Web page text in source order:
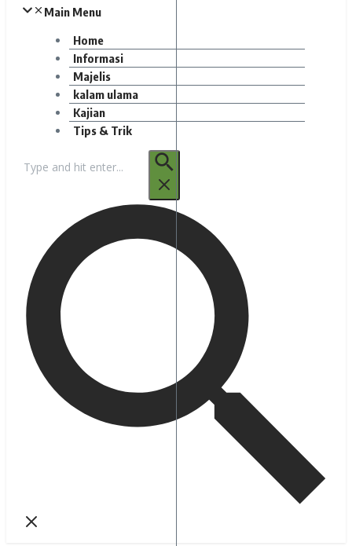
Main Menu
Home
Informasi
Majelis
kalam ulama
Kajian
Tips & Trik
untuk: